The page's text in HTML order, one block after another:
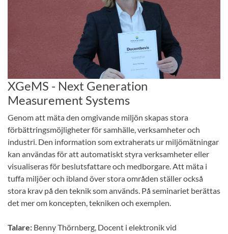
XGeMS - Next Generation
Measurement Systems
Genom att mäta den omgivande miljön skapas stora
förbättringsmöjligheter för samhälle, verksamheter och
industri. Den information som extraherats ur miljömätningar
kan användas för att automatiskt styra verksamheter eller
visualiseras för beslutsfattare och medborgare. Att mäta i
tuffa miljöer och ibland över stora områden ställer också
stora krav på den teknik som används. På seminariet berättas
det mer om koncepten, tekniken och exemplen.
Talare: Benny Thörnberg, Docent i elektronik vid